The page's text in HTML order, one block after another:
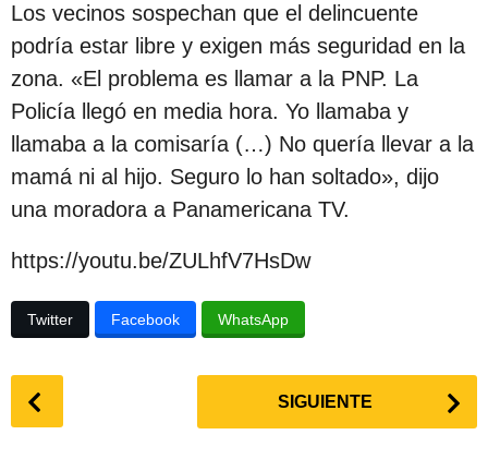
u
b
l
i
c
a
c
i
Los vecinos sospechan que el delincuente
podría estar libre y exigen más seguridad en la
zona. «El problema es llamar a la PNP. La
Policía llegó en media hora. Yo llamaba y
llamaba a la comisaría (…) No quería llevar a la
mamá ni al hijo. Seguro lo han soltado», dijo
una moradora a Panamericana TV.
https://youtu.be/ZULhfV7HsDw
Twitter Facebook WhatsApp
SIGUIENTE